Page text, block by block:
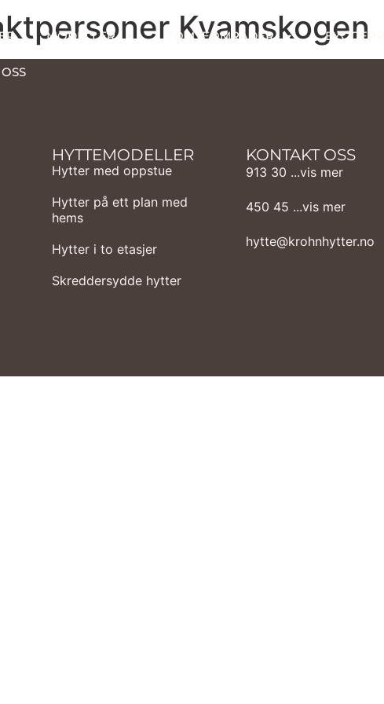
MODELLER TOMTEOMRÅDER
Kvamskogen
HYTTEMODELLER
Hytter med oppstue
Hytter på ett plan med
hems
Hytter i to etasjer
Skreddersydde hytter
KONTAKT OSS
913 30 ...vis mer
450 45 ...vis mer
hytte@krohnhytter.no